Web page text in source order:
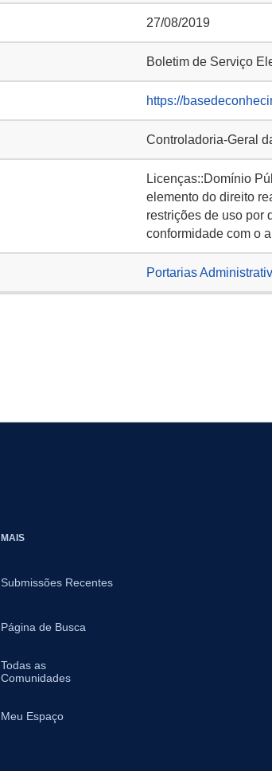
27/08/2019
Boletim de Serviço
https://
Controladoria-Geral
Licenças::Domínio
elemento do direito
restrições de uso por
conformidade com o
Portarias
MAIS
Submissões Recentes
Página de Busca
Todas as
Comunidades
Meu Espaço